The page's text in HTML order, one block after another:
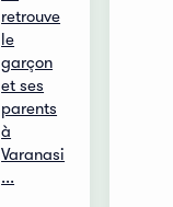
retrouve
le
garçon
et ses
parents
à
Varanasi
...